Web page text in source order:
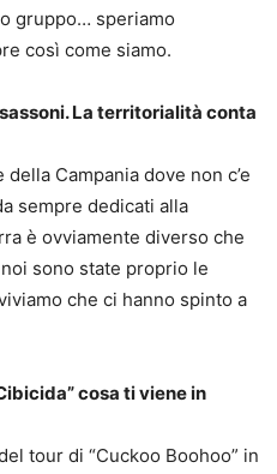
gruppo… speriamo
così come siamo.
La territorialità conta
Campania dove non c’e
sempre dedicati alla
è ovviamente diverso che
sono state proprio le
che ci hanno spinto a
cosa ti viene in
tour di “Cuckoo Boohoo” in